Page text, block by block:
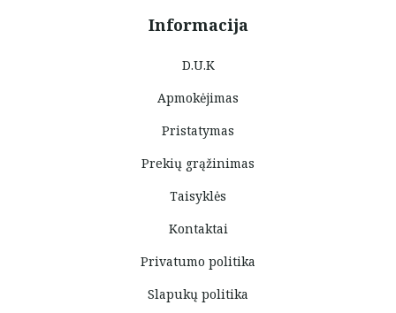
Informacija
D.U.K
Apmokėjimas
Pristatymas
Prekių grąžinimas
Taisyklės
Kontaktai
Privatumo politika
Slapukų politika